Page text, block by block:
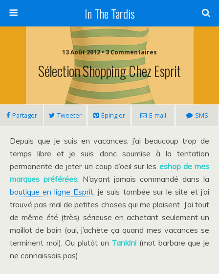
In The Tardis
13 Août 2012 • 3 Commentaires
Sélection Shopping Chez Esprit
Partager Tweeter Épingler E-mail SMS
Depuis que je suis en vacances, j’ai beaucoup trop de
temps libre et je suis donc soumise à la tentation
permanente de jeter un coup d’oeil sur les eshop de mes
marques préférées. N’ayant jamais commandé dans la
boutique en ligne Esprit, je suis tombée sur le site et j’ai
trouvé pas mal de petites choses qui me plaisent. J’ai tout
de même été (très) sérieuse en achetant seulement un
maillot de bain (oui, j’achète ça quand mes vacances se
terminent moi). Ou plutôt un Tankini (mot barbare que je
ne connaissais pas).